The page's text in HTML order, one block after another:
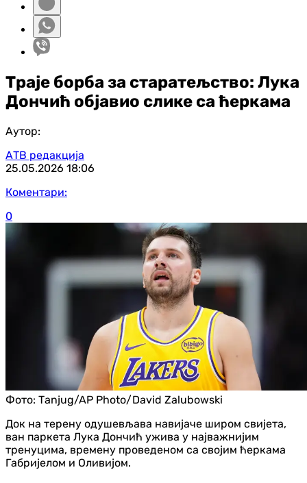
Траје борба за старатељство: Лука
Дончић објавио слике са ћеркама
Аутор:
АТВ редакција
25.05.2026 18:06
Коментари:
0
Фото: Таnjug/AP Photo/David Zalubowski
Док на терену одушевљава навијаче широм свијета,
ван паркета Лука Дончић ужива у најважнијим
тренуцима, времену проведеном са својим ћеркама
Габријелом и Оливијом.